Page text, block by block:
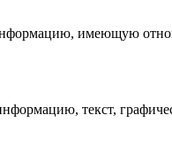
имеющую
текст,